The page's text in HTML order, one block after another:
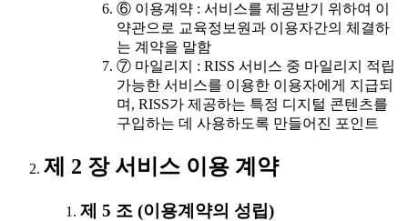
⑥ 이용계약 : 서비스를 제공받기 위하여 이
약관으로 교육정보원과 이용자간의 체결하
는 계약을 말함
⑦ 마일리지 : RISS 서비스 중 마일리지 적립
가능한 서비스를 이용한 이용자에게 지급되
며, RISS가 제공하는 특정 디지털 콘텐츠를
구입하는 데 사용하도록 만들어진 포인트
제 2 장 서비스 이용 계약
제 5 조 (이용계약의 성립)